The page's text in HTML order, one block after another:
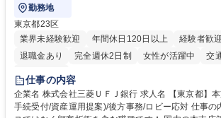
勤務地
東京都23区
業界未経験歓迎
年間休日120日以上 経験者歓迎
退職金あり
完全週休2日制 女性が活躍中
交
土日祝休み
仕事の内容
企業名 株式会社三菱ＵＦＪ銀行 求人名 【東京都】本支店の窓口業務(事務
手続受付/資産運用提案)/後方事務/ロビー応対 仕事の内容 ★バックオフィ